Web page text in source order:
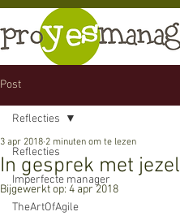
Post
Reflecties
Imperfecte manager
TheArtOfAgile
Reflecties
In gesprek met
3 apr 2018 2 minuten om te lezen
Bijgewerkt op: 4 apr 2018